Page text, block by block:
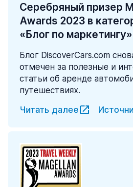
Серебряный призер
Awards 2023 в
«Блог по маркетингу»
Блог DiscoverCars.com
отмечен за полезные и
статьи об аренде
путешествиях.
Читать далее